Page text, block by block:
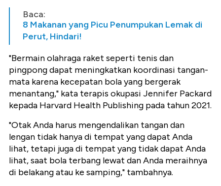
Baca:
8 Makanan yang Picu Penumpukan Lemak di
Perut, Hindari!
"Bermain olahraga raket seperti tenis dan
pingpong dapat meningkatkan koordinasi tangan-
mata karena kecepatan bola yang bergerak
menantang," kata terapis okupasi Jennifer Packard
kepada Harvard Health Publishing pada tahun 2021.
"Otak Anda harus mengendalikan tangan dan
lengan tidak hanya di tempat yang dapat Anda
lihat, tetapi juga di tempat yang tidak dapat Anda
lihat, saat bola terbang lewat dan Anda meraihnya
di belakang atau ke samping," tambahnya.